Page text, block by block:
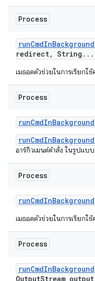
Process
runCmdInBackground
redirect, String . . .
เมธอดตัวช่วยในการเรียก
Process
runCmdInBackground
อาร์กิวเมนต์คำสั่ง ในรูปแบบ
Process
runCmdInBackground
เมธอดตัวช่วยในการเรียก
Process
runCmdInBackground
OutputStream